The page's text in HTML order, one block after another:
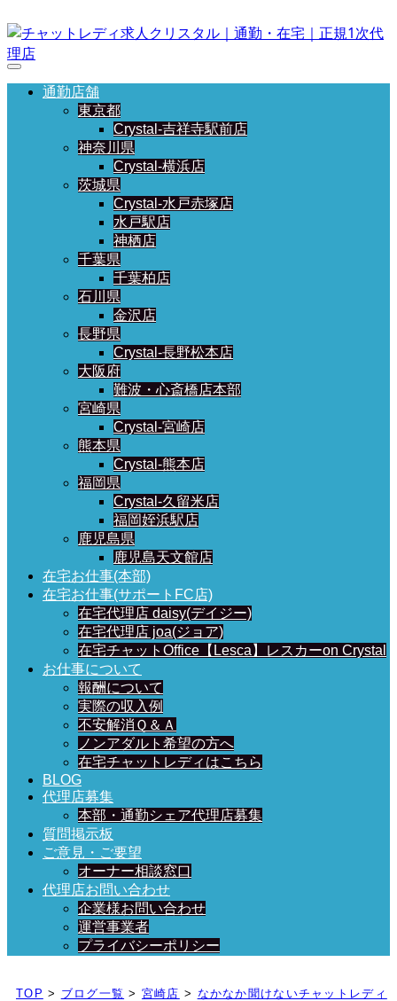
通勤店舗
東京都
Crystal-吉祥寺駅前店
神奈川県
Crystal-横浜店
茨城県
Crystal-水戸赤塚店
水戸駅店
神栖店
千葉県
千葉柏店
石川県
金沢店
長野県
Crystal-長野松本店
大阪府
難波・心斎橋店本部
宮崎県
Crystal-宮崎店
熊本県
Crystal-熊本店
福岡県
Crystal-久留米店
福岡姪浜駅店
鹿児島県
鹿児島天文館店
在宅お仕事(本部)
在宅お仕事(サポートFC店)
在宅代理店 daisy(デイジー)
在宅代理店 joa(ジョア)
在宅チャットOffice【Lesca】レスカーon Crystal
お仕事について
報酬について
実際の収入例
不安解消Ｑ＆Ａ
ノンアダルト希望の方へ
在宅チャットレディはこちら
BLOG
代理店募集
本部・通勤シェア代理店募集
質問掲示板
ご意見・ご要望
オーナー相談窓口
代理店お問い合わせ
企業様お問い合わせ
運営事業者
プライバシーポリシー
日々、ブログを更新中！
TOP > ブログ一覧 > 宮崎店 > なかなか聞けないチャットレディ